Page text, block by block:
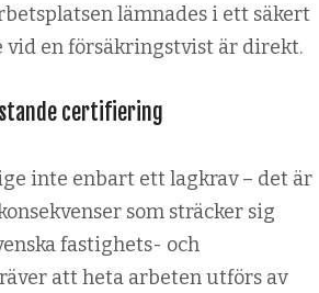
lämnades i ett säkert
vid en försäkrings­tvist är direkt.
certifiering
inte enbart ett lagkrav – det är
som sträcker sig
fastighets- och
att heta arbeten utförs av